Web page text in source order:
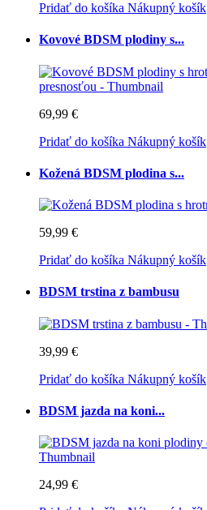
Pridať do košíka Nákupný košík
Kovové BDSM plodiny s...
69,99 €
Pridať do košíka Nákupný košík
Kožená BDSM plodina s...
59,99 €
Pridať do košíka Nákupný košík
BDSM trstina z bambusu
39,99 €
Pridať do košíka Nákupný košík
BDSM jazda na koni...
24,99 €